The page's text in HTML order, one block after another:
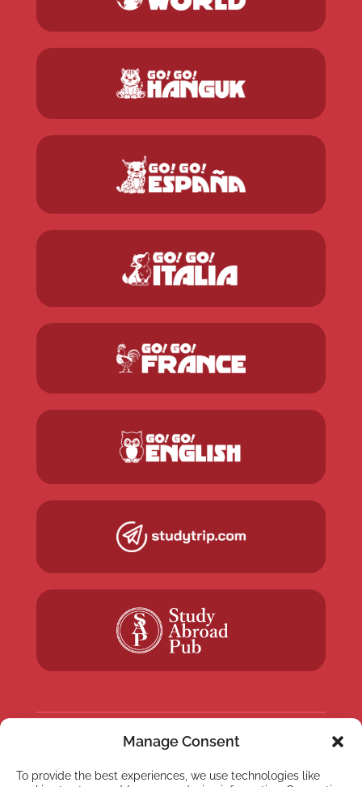
Manage Consent
To provide the best experiences, we use technologies like